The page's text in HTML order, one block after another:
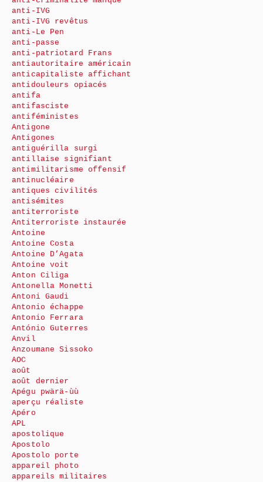
anti-IVG
anti-IVG revêtus
anti-Le Pen
anti-passe
anti-patriotard Frans
antiautoritaire américain
anticapitaliste affichant
antidouleurs opiacés
antifa
antifasciste
antiféministes
Antigone
Antigones
antiguérilla surgi
antillaise signifiant
antimilitarisme offensif
antinucléaire
antiques civilités
antisémites
antiterroriste
Antiterroriste instaurée
Antoine
Antoine Costa
Antoine D’Agata
Antoine voit
Anton Ciliga
Antonella Monetti
Antoni Gaudi
Antonio échappe
Antonio Ferrara
António Guterres
Anvil
Anzoumane Sissoko
AOC
août
août dernier
Apégu pwärä-ùù
aperçu réaliste
Apéro
APL
apostolique
Apostolo
Apostolo porte
appareil photo
appareils militaires